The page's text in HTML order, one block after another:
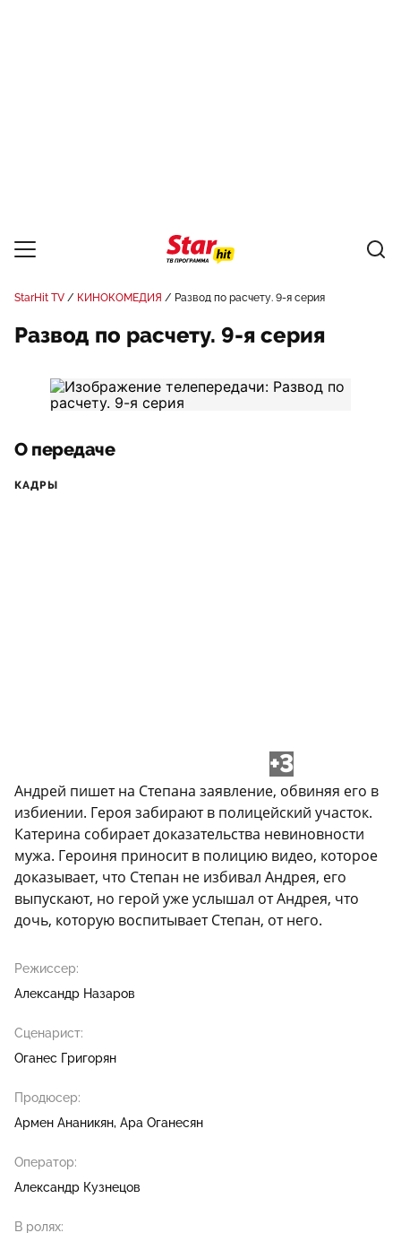
StarHit TV КИНОКОМЕДИЯ Развод по расчету. 9-я серия
Развод по расчету. 9-я серия
О передаче
КАДРЫ
+3
Андрей пишет на Степана заявление, обвиняя его в
избиении. Героя забирают в полицейский участок.
Катерина собирает доказательства невиновности
мужа. Героиня приносит в полицию видео, которое
доказывает, что Степан не избивал Андрея, его
выпускают, но герой уже услышал от Андрея, что
дочь, которую воспитывает Степан, от него.
Режиссер:
Александр Назаров
Сценарист:
Оганес Григорян
Продюсер:
Армен Ананикян Ара Оганесян
Оператор:
Александр Кузнецов
В ролях: